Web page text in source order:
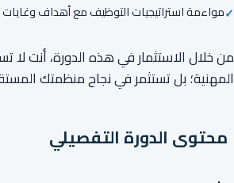
مواءمة استراتيجيات التوظيف مع أهداف
من خلال الاستثمار في هذه الدورة، أنت
المهنية؛ بل تستثمر في نجاح منظمتك
محتوى الدورة التفصيلي